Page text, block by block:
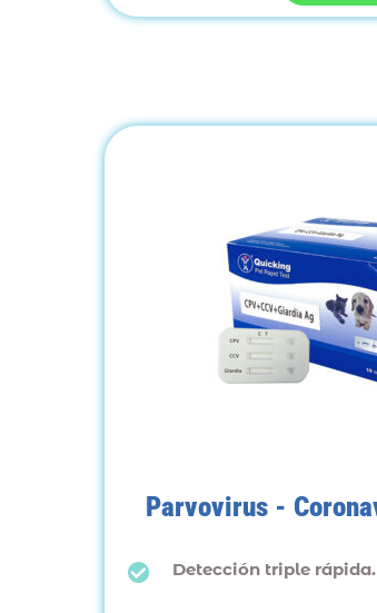
Parvovirus -
Detección triple rápida.